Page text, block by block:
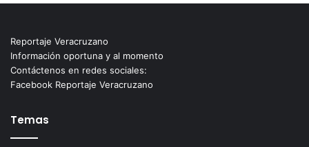
Reportaje Veracruzano
Información oportuna y al momento
Contáctenos en redes sociales:
Facebook Reportaje Veracruzano
Temas